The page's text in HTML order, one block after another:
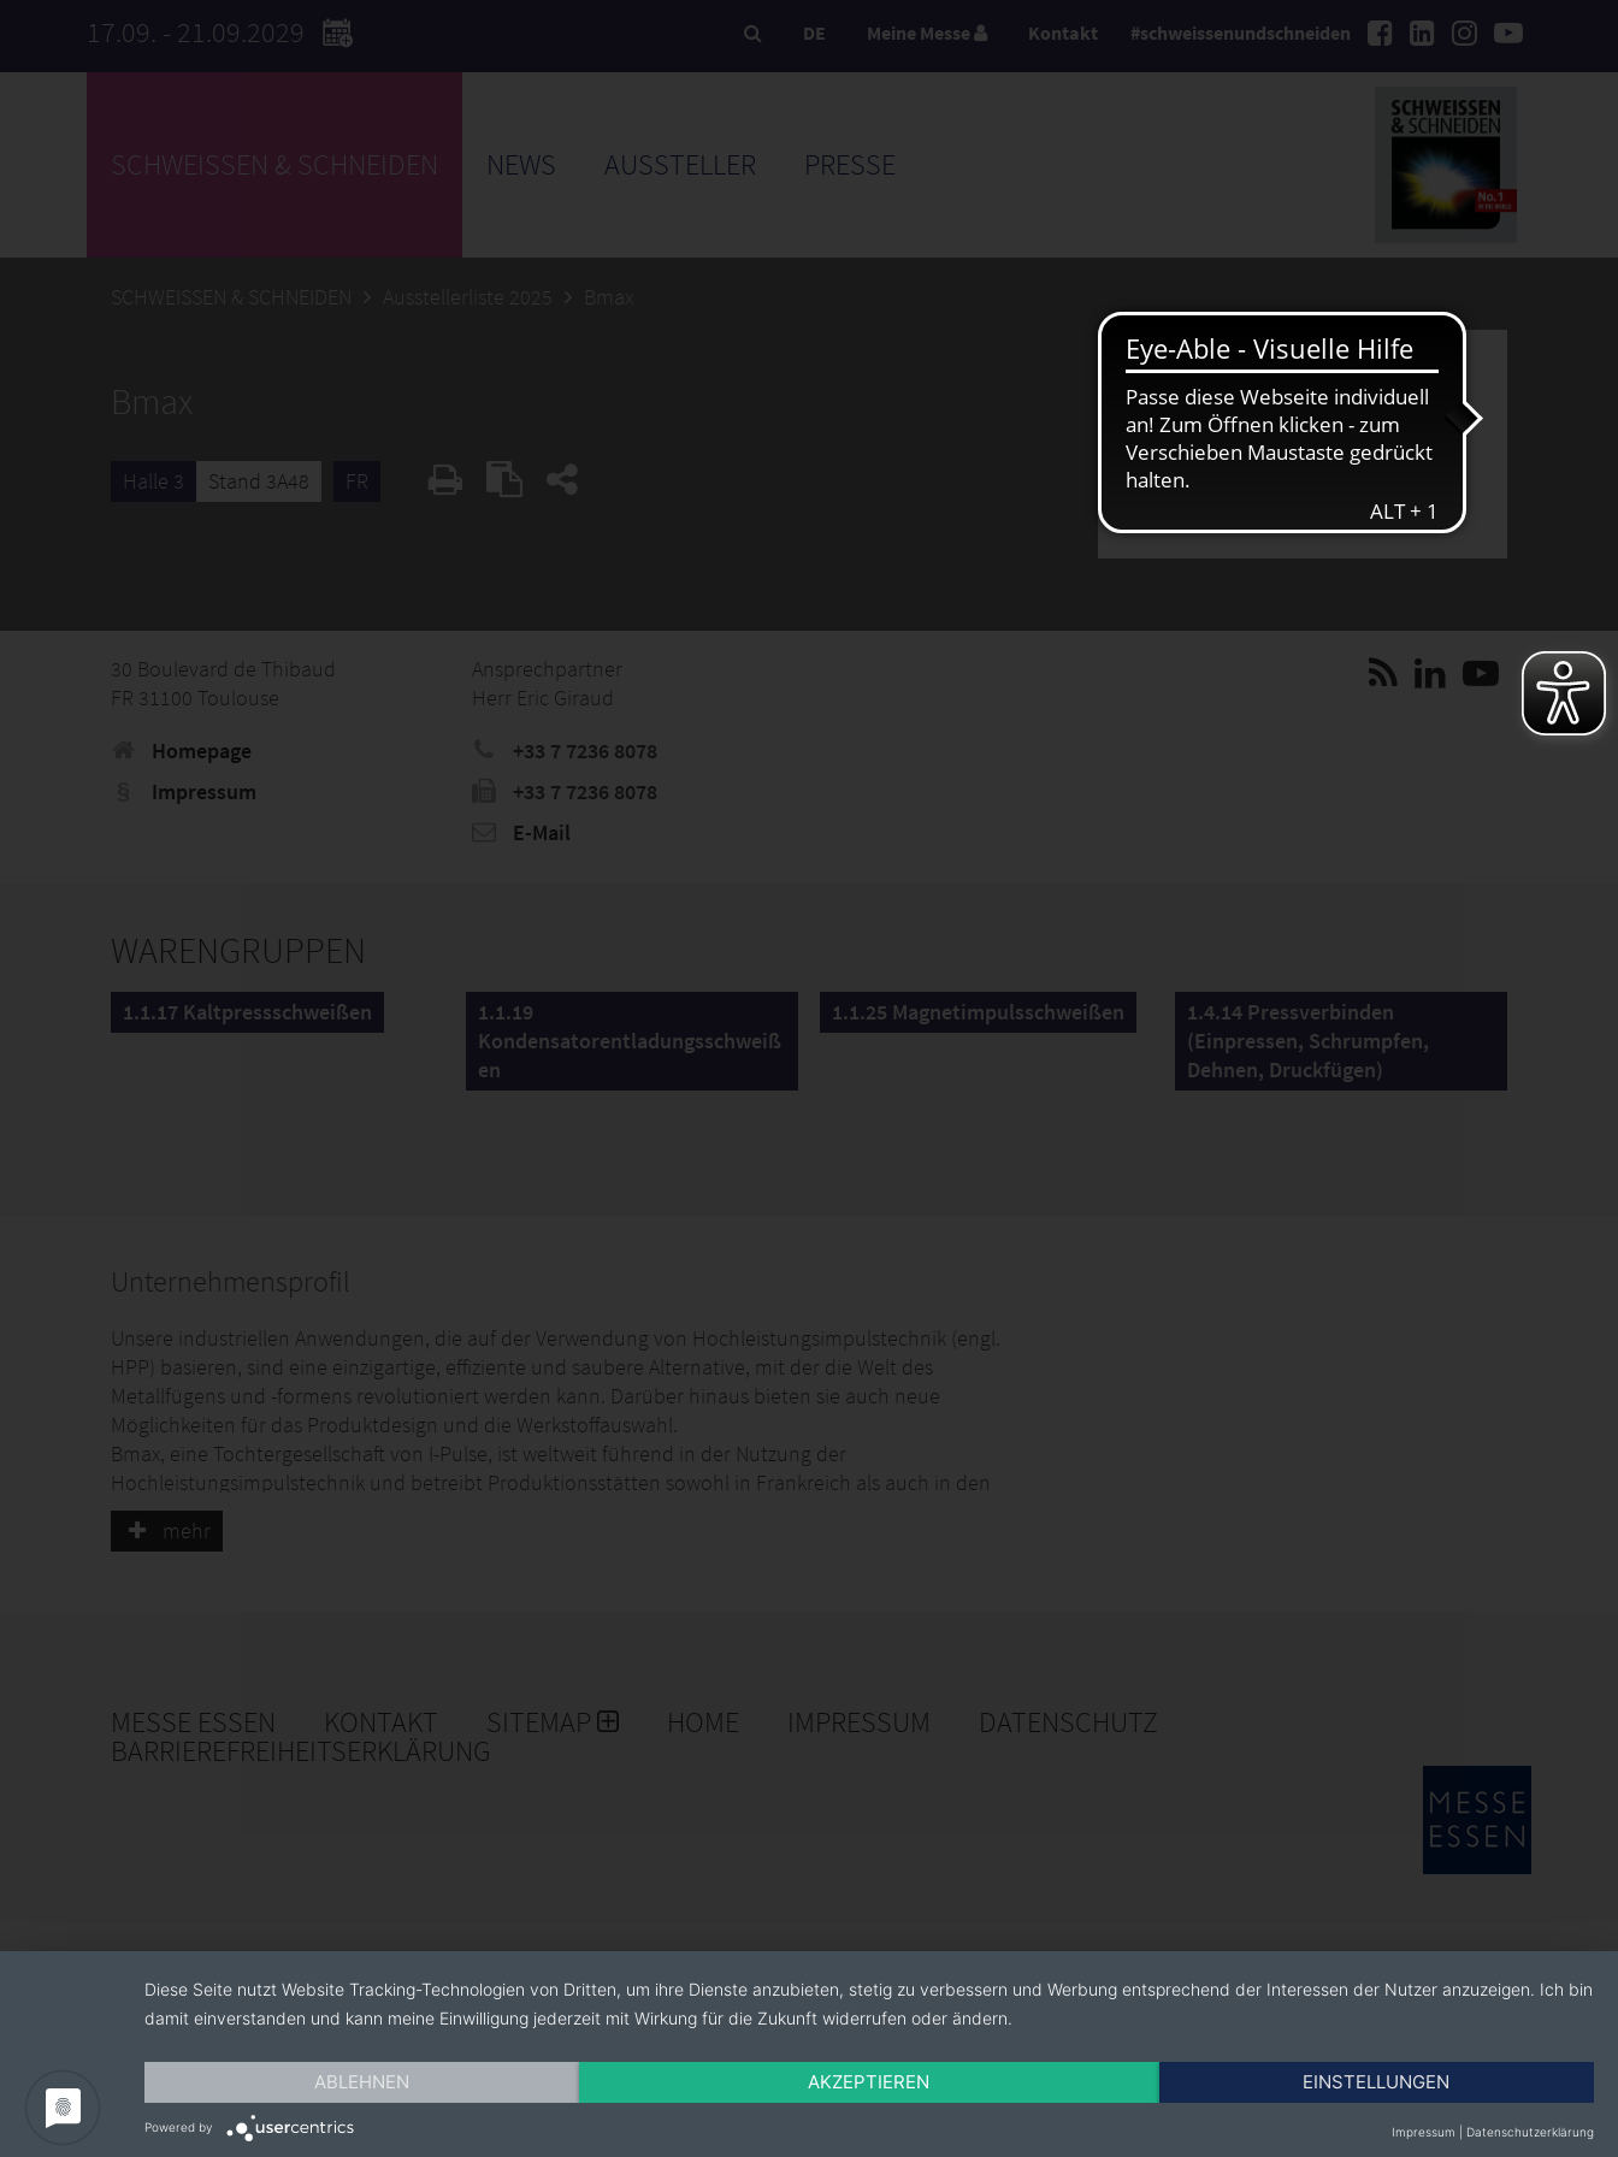
17.09. - 21.09.2029 #schweissenundschneiden
DE Meine Messe Kontakt
SCHWEISSEN & SCHNEIDEN NEWS AUSSTELLER PRESSE
SCHWEISSEN & SCHNEIDEN Ausstellerliste 2025 Bmax
Bmax
Halle 3 Stand 3A48 FR
30 Boulevard de Thibaud
FR 31100 Toulouse
Homepage
Impressum
Ansprechpartner
Herr Eric Giraud
+33 7 7236 8078
+33 7 7236 8078
E-Mail
WARENGRUPPEN
1.1.17 Kaltpressschweißen
1.1.19
Kondensatorentladungsschweiß
en
1.1.25 Magnetimpulsschweißen
1.4.14 Pressverbinden
(Einpressen, Schrumpfen,
Dehnen, Druckfügen)
Unternehmensprofil
Unsere industriellen Anwendungen, die auf der Verwendung von Hochleistungsimpulstechnik (engl.
HPP) basieren, sind eine einzigartige, effiziente und saubere Alternative, mit der die Welt des
Metallfügens und -formens revolutioniert werden kann. Darüber hinaus bieten sie auch neue
Möglichkeiten für das Produktdesign und die Werkstoffauswahl.
Bmax, eine Tochtergesellschaft von I-Pulse, ist weltweit führend in der Nutzung der
Hochleistungsimpulstechnik und betreibt Produktionsstätten sowohl in Frankreich als auch in den
USA. Unsere Expertenteams entwickeln alle Produkte, Systeme und damit verbundenen
Dienstleistungen an diesen Standorten. Bmax ist bestens aufgestellt, um die Anforderungen
mehr
MESSE ESSEN KONTAKT SITEMAP HOME IMPRESSUM DATENSCHUTZ
BARRIEREFREIHEITSERKLÄRUNG
Diese Seite nutzt Website Tracking-Technologien von Dritten, um ihre Dienste anzubieten, stetig zu verbessern und Werbung entsprechend der Interessen der Nutzer anzuzeigen. Ich bin
damit einverstanden und kann meine Einwilligung jederzeit mit Wirkung für die Zukunft widerrufen oder ändern.
ABLEHNEN AKZEPTIEREN EINSTELLUNGEN
Powered by Impressum Datenschutzerklärung